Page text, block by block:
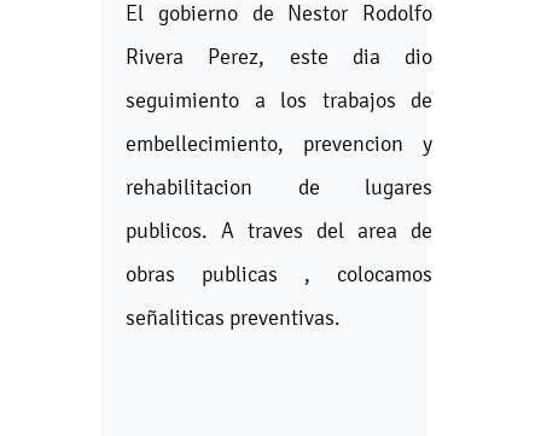
El gobierno de Nestor Rodolfo
Rivera Perez, este dia dio
seguimiento a los trabajos de
embellecimiento, prevencion y
rehabilitacion de lugares
publicos. A traves del area de
obras publicas , colocamos
señaliticas preventivas.